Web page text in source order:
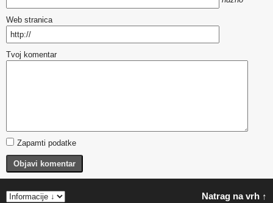
Web stranica
Tvoj komentar
Zapamti podatke
Objavi komentar
Natrag na vrh ↑